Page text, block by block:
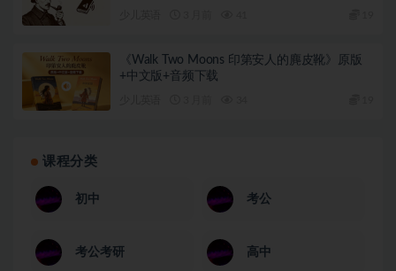
《Walk Two Moons 印第安人的麂皮靴》原版
+中文版+音频下载
课程分类
初中 考公
考公考研 高中